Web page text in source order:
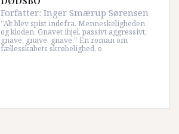
Forfatter: Inger Smærup Sørensen
”Alt blev spist indefra. Menneskeligheden
og kloden. Gnavet ihjel, passivt aggressivt,
gnave, gnave, gnave.” En roman om
fællesskabets skrøbelighed, o